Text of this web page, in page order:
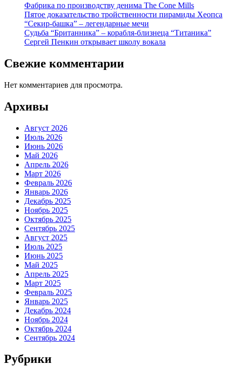
Фабрика по производству денима The Cone Mills
Пятое доказательство тройственности пирамиды Хеопса
“Секир-башка” – легендарные мечи
Судьба “Британника” – корабля-близнеца “Титаника”
Сергей Пенкин открывает школу вокала
Свежие комментарии
Нет комментариев для просмотра.
Архивы
Август 2026
Июль 2026
Июнь 2026
Май 2026
Апрель 2026
Март 2026
Февраль 2026
Январь 2026
Декабрь 2025
Ноябрь 2025
Октябрь 2025
Сентябрь 2025
Август 2025
Июль 2025
Июнь 2025
Май 2025
Апрель 2025
Март 2025
Февраль 2025
Январь 2025
Декабрь 2024
Ноябрь 2024
Октябрь 2024
Сентябрь 2024
Рубрики